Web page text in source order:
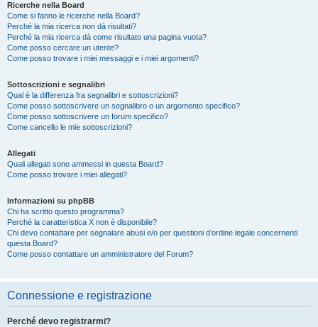
Ricerche nella Board
Come si fanno le ricerche nella Board?
Perché la mia ricerca non dà risultati?
Perché la mia ricerca dà come risultato una pagina vuota?
Come posso cercare un utente?
Come posso trovare i miei messaggi e i miei argomenti?
Sottoscrizioni e segnalibri
Qual è la differenza fra segnalibri e sottoscrizioni?
Come posso sottoscrivere un segnalibro o un argomento specifico?
Come posso sottoscrivere un forum specifico?
Come cancello le mie sottoscrizioni?
Allegati
Quali allegati sono ammessi in questa Board?
Come posso trovare i miei allegati?
Informazioni su phpBB
Chi ha scritto questo programma?
Perché la caratteristica X non è disponibile?
Chi devo contattare per segnalare abusi e/o per questioni d’ordine legale concernenti
questa Board?
Come posso contattare un amministratore del Forum?
Connessione e registrazione
Perché devo registrarmi?